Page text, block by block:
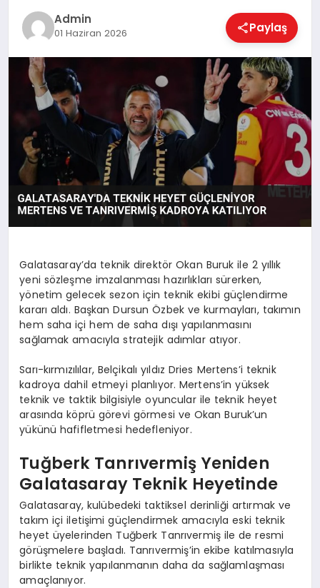
MAGAZIN
SAĞLIK
SPOR
TEKNOLOJI
Admin
01 Haziran 2026 Paylaş
Galatasaray’da teknik direktör Okan Buruk ile 2 yıllık
yeni sözleşme imzalanması hazırlıkları sürerken,
yönetim gelecek sezon için teknik ekibi güçlendirme
kararı aldı. Başkan Dursun Özbek ve kurmayları, takımın
hem saha içi hem de saha dışı yapılanmasını
sağlamak amacıyla stratejik adımlar atıyor.
Sarı-kırmızılılar, Belçikalı yıldız Dries Mertens’i teknik
kadroya dahil etmeyi planlıyor. Mertens’in yüksek
teknik ve taktik bilgisiyle oyuncular ile teknik heyet
arasında köprü görevi görmesi ve Okan Buruk’un
yükünü hafifletmesi hedefleniyor.
Tuğberk Tanrıvermiş Yeniden
Galatasaray Teknik Heyetinde
Galatasaray, kulübedeki taktiksel derinliği artırmak ve
takım içi iletişimi güçlendirmek amacıyla eski teknik
heyet üyelerinden Tuğberk Tanrıvermiş ile de resmi
görüşmelere başladı. Tanrıvermiş’in ekibe katılmasıyla
birlikte teknik yapılanmanın daha da sağlamlaşması
amaçlanıyor.